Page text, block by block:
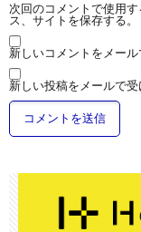
次回のコメントで使用
ス、サイトを保存する。
新しいコメントをメール
新しい投稿をメールで受